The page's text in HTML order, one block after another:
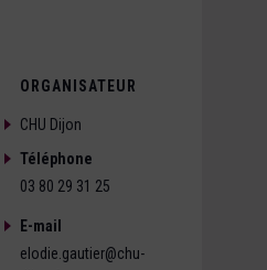
ORGANISATEUR
CHU Dijon
Téléphone
03 80 29 31 25
E-mail
elodie.gautier@chu-